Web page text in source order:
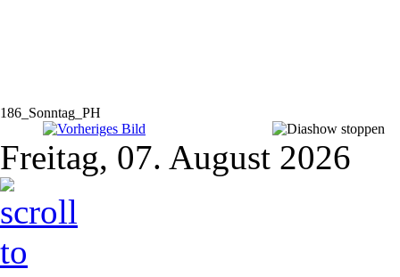
186_Sonntag_PH
Freitag, 07. August 2026